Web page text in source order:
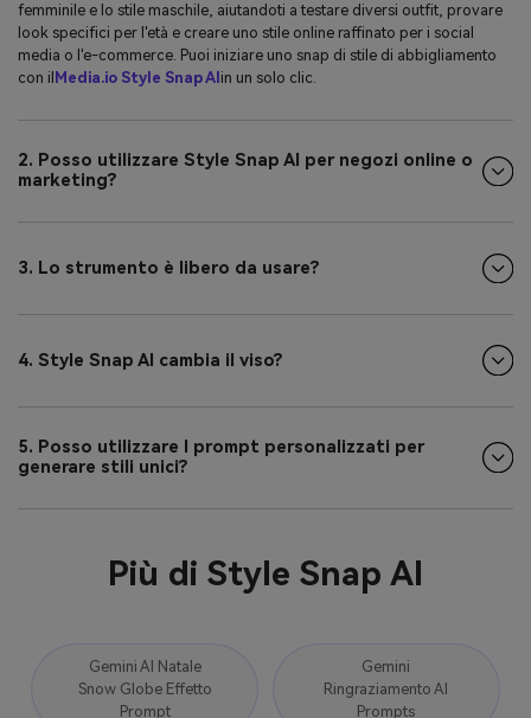
femminile e lo stile maschile, aiutandoti a testare diversi outfit, provare
look specifici per l'età e creare uno stile online raffinato per i social
media o l'e-commerce. Puoi iniziare uno snap di stile di abbigliamento
con il Media.io Style Snap AI in un solo clic.
2. Posso utilizzare Style Snap AI per negozi online o
marketing?
3. Lo strumento è libero da usare?
4. Style Snap AI cambia il viso?
5. Posso utilizzare I prompt personalizzati per
generare stili unici?
Più di Style Snap AI
Gemini AI Natale
Snow Globe Effetto
Prompt
Gemini
Ringraziamento AI
Prompts